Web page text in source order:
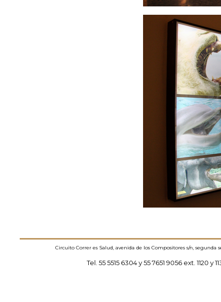
Circuito Correr es Salud, avenida de los Compositores s/n,
Tel. 55 5515 6304 y 55 7651 9056 ext. 1120